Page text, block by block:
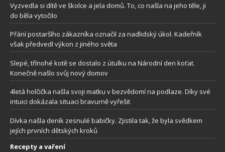
Vyzvedla si dítě ve školce a jela domů. To, co našla na jeho těle, ji
do běla vytočilo
Přání postaršího zákazníka označil za nadlidský úkol. Kadeřník
však předvedl výkon z jiného světa
Slepé, třínohé kotě se dostalo z útulku na Národní den koťat.
Konečně našlo svůj nový domov
4letá holčička našla svoji matku v bezvědomí na podlaze. Díky své
intuici dokázala situaci bravurně vyřešit
Dívka našla deník zesnulé babičky. Zjistila tak, že byla svědkem
jejích prvních dětských kroků
Recepty a vaření